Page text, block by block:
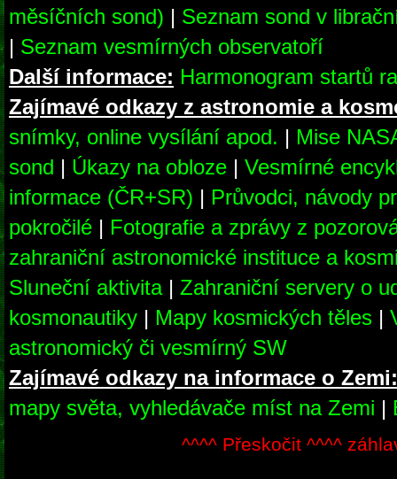
měsíčních sond)
Seznam sond v
Seznam vesmírných observatoří
Další informace: Harmonogram startů
Zajímavé odkazy z astronomie a
snímky, online vysílání apod.
Mise
sond
Úkazy na obloze
Vesmírné
informace (ČR+SR)
Průvodci, návody
pokročilé
Fotografie a zprávy z
zahraniční astronomické instituce a
Sluneční aktivita| Zahraniční servery o
kosmonautiky
Mapy kosmických těles
astronomický či vesmírný SW
Zajímavé odkazy na informace o Zemi:
mapy světa, vyhledávače míst na Zemi
^^^^ Přeskočit ^^^^